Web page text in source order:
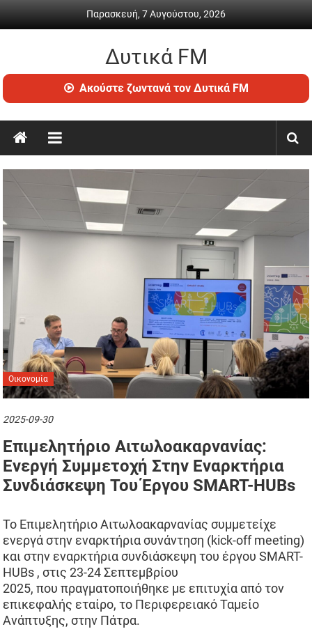
Παρασκευή, 7 Αυγούστου, 2026
Δυτικά FM
Ραδιόφωνο
•
ενημέρωση
Ακούστε ζωντανά τον Δυτικά FM
Οικονομία
2025-09-30
Επιμελητήριο Αιτωλοακαρνανίας:
Ενεργή Συμμετοχή Στην Εναρκτήρια
Συνδιάσκεψη Του Έργου SMART-HUBs
Το Επιμελητήριο Αιτωλοακαρνανίας συμμετείχε
ενεργά στην εναρκτήρια συνάντηση (kick-off meeting)
και στην εναρκτήρια συνδιάσκεψη του έργου SMART-
HUBs , στις 23-24 Σεπτεμβρίου
2025, που πραγματοποιήθηκε με επιτυχία από τον
επικεφαλής εταίρο, το Περιφερειακό Ταμείο
Ανάπτυξης, στην Πάτρα.